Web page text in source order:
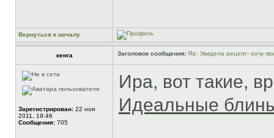
Вернуться к началу
кенга Заголовок сообщения: Re: Увидела рецепт- хочу
Зарегистрирован: 22 ноя
2011, 19:46
Сообщения: 705
Ира, вот такие,
Идеальные